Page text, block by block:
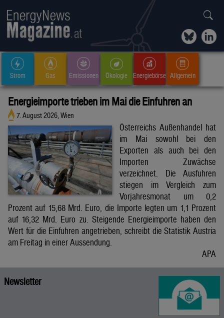
Strom Gas Emissionen Ökologie Energiebörse Allgemein
Energieimporte trieben im Mai die Einfuhren an
7. August 2026, Wien
Österreichs Außenhandel hat
im Mai sowohl bei den
Exporten als auch bei den
Importen Zuwächse
verzeichnet. Die Ausfuhren
stiegen im Vergleich zum
Vorjahresmonat um 0,2
Prozent auf 15,68 Mrd. Euro, die Importe legten um 1,1 Prozent
auf 16,32 Mrd. Euro zu. Steigende Energieimporte haben den
Wert für die Einfuhren angetrieben, schreibt die Statistik Austria
am Freitag in einer Aussendung.
APA
Newsletter